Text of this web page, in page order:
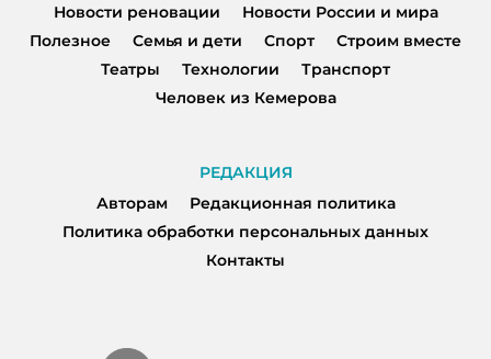
Новости реновации
Новости России и мира
Полезное
Семья и дети Спорт
Строим вместе
Театры
Технологии
Транспорт
Человек из Кемерова
РЕДАКЦИЯ
Авторам
Редакционная политика
Политика обработки персональных данных
Контакты